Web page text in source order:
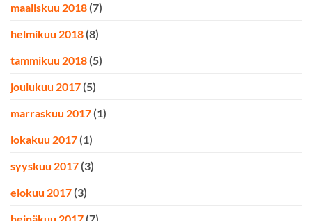
maaliskuu 2018 (7)
helmikuu 2018 (8)
tammikuu 2018 (5)
joulukuu 2017 (5)
marraskuu 2017 (1)
lokakuu 2017 (1)
syyskuu 2017 (3)
elokuu 2017 (3)